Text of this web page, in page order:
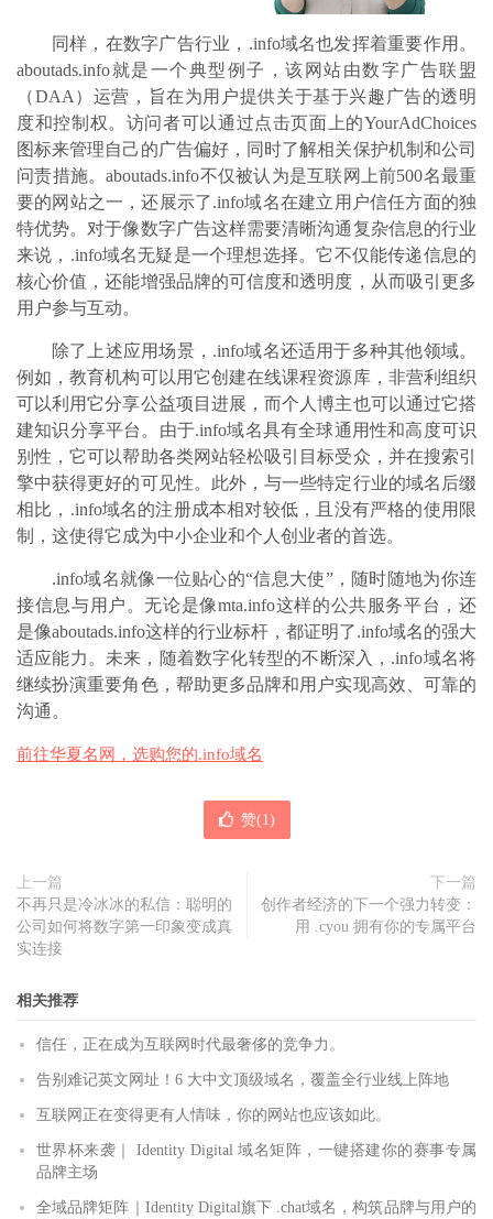
同样，在数字广告行业， .info域名也发挥着重要作用。
aboutads.info就是一个典型例子，该网站由数字广告联盟
（DAA）运营，旨在为用户提供关于基于兴趣广告的透明
度和控制权。访问者可以通过点击页面上的YourAdChoices
图标来管理自己的广告偏好，同时了解相关保护机制和公司
问责措施。aboutads.info不仅被认为是互联网上前500名最重
要的网站之一，还展示了.info域名在建立用户信任方面的独
特优势。对于像数字广告这样需要清晰沟通复杂信息的行业
来说，.info域名无疑是一个理想选择。它不仅能传递信息的
核心价值，还能增强品牌的可信度和透明度，从而吸引更多
用户参与互动。
除了上述应用场景， .info域名还适用于多种其他领域。
例如，教育机构可以用它创建在线课程资源库，非营利组织
可以利用它分享公益项目进展，而个人博主也可以通过它搭
建知识分享平台。由于.info域名具有全球通用性和高度可识
别性，它可以帮助各类网站轻松吸引目标受众，并在搜索引
擎中获得更好的可见性。此外，与一些特定行业的域名后缀
相比，.info域名的注册成本相对较低，且没有严格的使用限
制，这使得它成为中小企业和个人创业者的首选。
.info域名就像一位贴心的“信息大使”，随时随地为你连
接信息与用户。无论是像mta.info这样的公共服务平台，还
是像aboutads.info这样的行业标杆，都证明了.info域名的强大
适应能力。未来，随着数字化转型的不断深入，.info域名将
继续扮演重要角色，帮助更多品牌和用户实现高效、可靠的
沟通。
前往华夏名网，选购您的.info域名
赞(1 )
上一篇
不再只是冷冰冰的私信：聪明的
公司如何将数字第一印象变成真
实连接
下一篇
创作者经济的下一个强力转变：
用 .cyou 拥有你的专属平台
相关推荐
信任，正在成为互联网时代最奢侈的竞争力。
告别难记英文网址！6 大中文顶级域名，覆盖全行业线上阵地
互联网正在变得更有人情味，你的网站也应该如此。
世界杯来袭｜ Identity Digital 域名矩阵，一键搭建你的赛事专属
品牌主场
全域品牌矩阵｜Identity Digital旗下 .chat域名，构筑品牌与用户的